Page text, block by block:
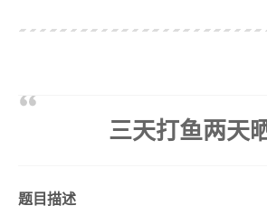
11
15
printf("L"
三天打鱼两天
题目描述